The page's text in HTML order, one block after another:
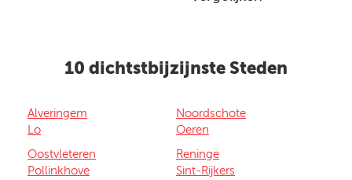
10 dichtstbijzijnste Steden
Alveringem
Lo
Noordschote
Oeren
Oostvleteren
Pollinkhove
Reninge
Sint-Rijkers